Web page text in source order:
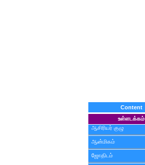
Content
உள்ளடக்கம்
ஆசிரியர் குழு
ஆன்மிகம்
ஜோதிடம்